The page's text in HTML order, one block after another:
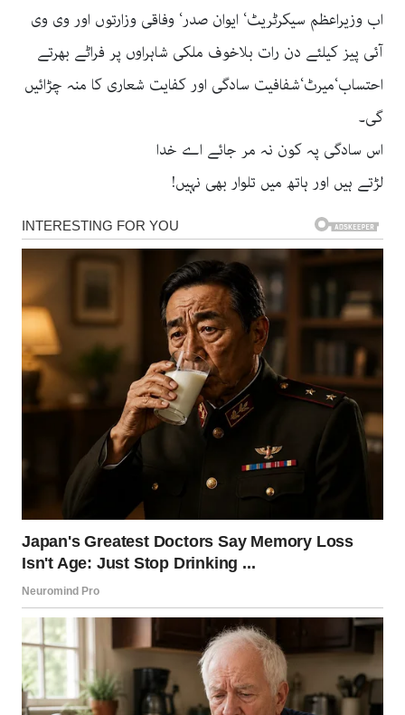
اب وزیراعظم سیکرٹریٹ‘ ایوان صدر‘ وفاقی وزارتوں اور وی وی
آئی پیز کیلئے دن رات بلاخوف ملکی شاہراوں پر فراٹے بھرتے
احتساب‘میرٹ‘شفافیت سادگی اور کفایت شعاری کا منہ چڑائیں
گی۔
اس سادگی پہ کون نہ مر جائے اے خدا
لڑتے ہیں اور ہاتھ میں تلوار بھی نہیں!